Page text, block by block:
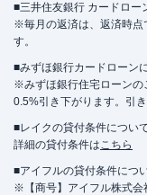
■三井住友銀行 カードロー
※毎月の返済は、返済時点
す。
■みずほ銀行カードローン
※みずほ銀行住宅ローンの
0.5%引き下がります。引
■レイクの貸付条件につい
詳細の貸付条件はこちら
■アイフルの貸付条件につ
※【商号】アイフル株式会